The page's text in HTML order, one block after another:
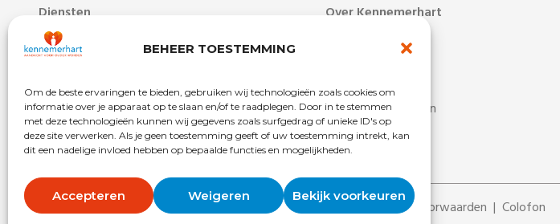
BEHEER TOESTEMMING
Om de beste ervaringen te bieden, gebruiken wij technologieën zoals cookies om
informatie over je apparaat op te slaan en/of te raadplegen. Door in te stemmen
met deze technologieën kunnen wij gegevens zoals surfgedrag of unieke ID's op
deze site verwerken. Als je geen toestemming geeft of uw toestemming intrekt, kan
dit een nadelige invloed hebben op bepaalde functies en mogelijkheden.
Accepteren Weigeren Bekijk voorkeuren
Diensten
Lang verblijf
Zorg aan huis
Dag- & ontmoetingscentra
Behandelcentrum
Revalidatie
Kort verblijf
Over Kennemerhart
Werken bij
Veelgestelde vragen
Begrippenlijst
Vrijwilligers
Copyright © 2025 Kennemerhart Privacy Disclaimer Algemene voorwaarden Colofon